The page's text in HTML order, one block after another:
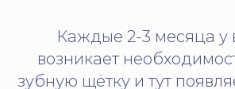
Каждые 2-3 месяца у
возникает
зубную щётку и тут